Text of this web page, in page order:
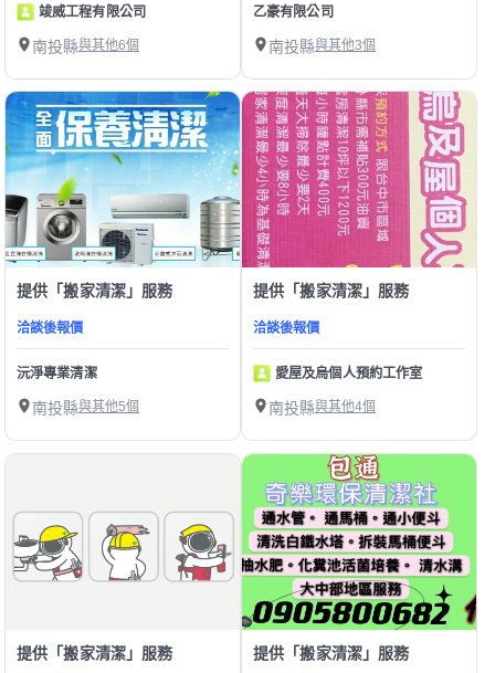
竣威工程有限公司
南投縣與其他6個
乙豪有限公司
南投縣與其他3個
提供「搬家清潔」服務
洽談後報價
沅淨專業清潔
南投縣與其他5個
提供「搬家清潔」服務
洽談後報價
愛屋及烏個人預約工作室
南投縣與其他4個
提供「搬家清潔」服務 提供「搬家清潔」服務